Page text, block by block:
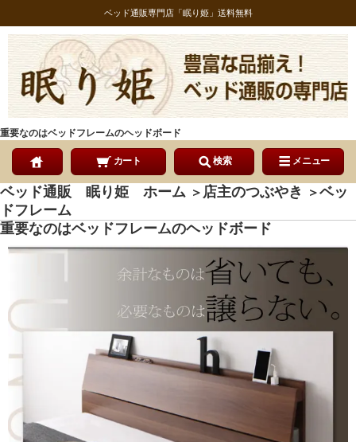
ベッド通販専門店「眠り姫」送料無料
重要なのはベッドフレームのヘッドボード
カート 検索 メニュー
ベッド通販 眠り姫 ホーム ＞ 店主のつぶやき ＞ベッ
ドフレーム
重要なのはベッドフレームのヘッドボード